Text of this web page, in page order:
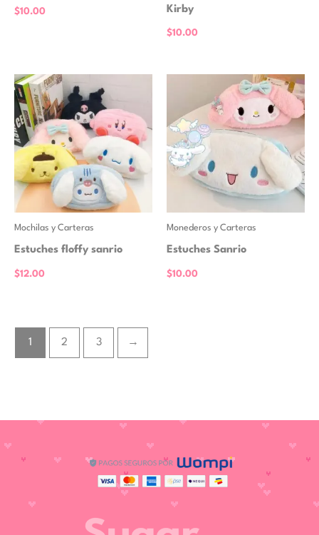
$10.00
Kirby
$10.00
Mochilas y Carteras
Estuches floffy sanrio
$12.00
Monederos y Carteras
Estuches Sanrio
$10.00
1 2 3 →